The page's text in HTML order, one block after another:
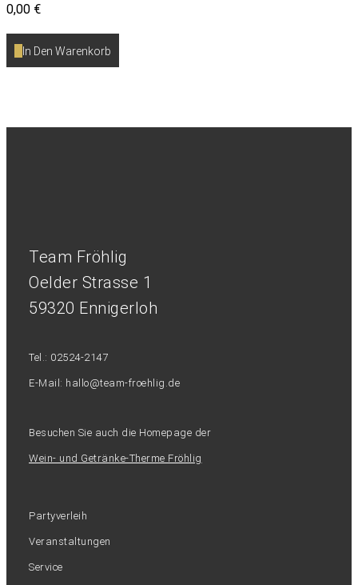
0,00 €
In Den Warenkorb
Team Fröhlig
Oelder Strasse 1
59320 Ennigerloh
Tel.: 02524-2147
E-Mail: hallo@team-froehlig.de
Besuchen Sie auch die Homepage der
Wein- und Getränke-Therme Fröhlig
Partyverleih
Veranstaltungen
Service